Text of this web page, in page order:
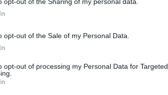
opt-out of the Sale of my Personal Data.
opt-out of processing my Personal Data for Targeted